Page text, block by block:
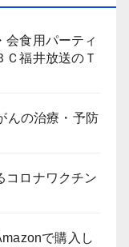
会食用パーティ
Ｃ福井放送のＴ
んの治療・予防
コロナワクチン
で購入し